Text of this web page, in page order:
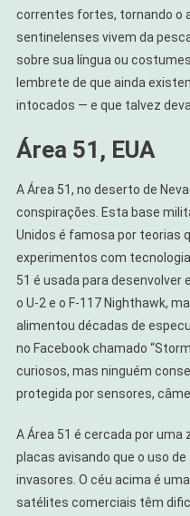
correntes fortes, tornando o
sentinelenses vivem da
sobre sua língua ou
lembrete de que ainda
intocados — e que talvez
Área 51, EUA
A Área 51, no deserto de
conspirações. Esta base
Unidos é famosa por teorias
experimentos com
51 é usada para
o U-2 e o F-117 Nighthawk,
alimentou décadas de
no Facebook chamado
curiosos, mas ninguém
protegida por sensores,
A Área 51 é cercada por uma
placas avisando que o uso
invasores. O céu acima é
satélites comerciais têm